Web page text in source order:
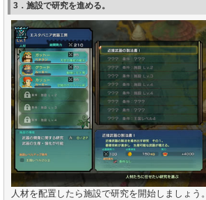
3．施設で研究を進める。
人材を配置したら施設で研究を開始しましょう。